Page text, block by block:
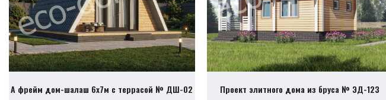
А фрейм дом-шалаш 6х7м с террасой № ДШ-02 Проект элитного дома из бруса № ЭД-123